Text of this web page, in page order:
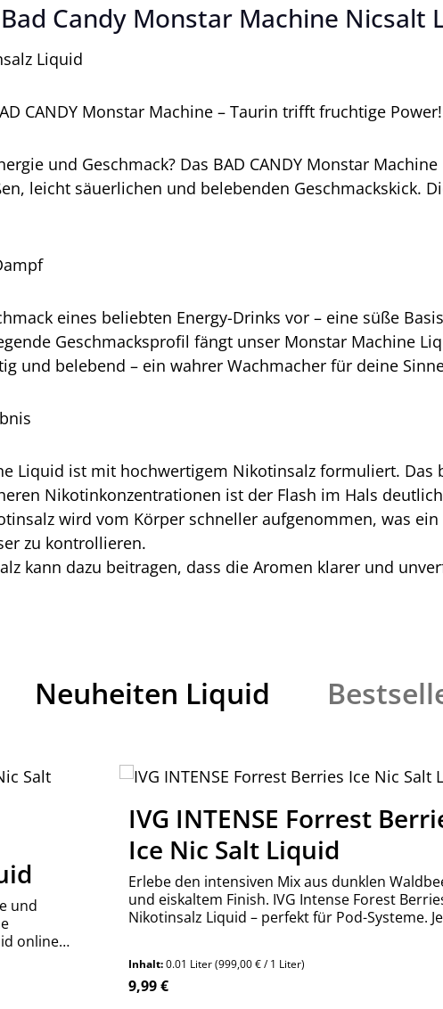
Candy Monstar Machine Nicsalt
Liquid
CANDY Monstar Machine – Taurin trifft fruchtige Power!
und Geschmack? Das BAD CANDY Monstar
leicht säuerlichen und belebenden Geschmackskick.
eines beliebten Energy-Drinks vor – eine süße
Geschmacksprofil fängt unser Monstar Machine
und belebend – ein wahrer Wachmacher für deine
Liquid ist mit hochwertigem Nikotinsalz formuliert. Das
Nikotinkonzentrationen ist der Flash im Hals
wird vom Körper schneller aufgenommen, was
zu kontrollieren.
kann dazu beitragen, dass die Aromen klarer und
Neuheiten Liquid
und
online
IVG INTENSE Forrest
Ice Nic Salt Liquid
Erlebe den intensiven Mix aus dunklen
und eiskaltem Finish. IVG Intense Forest
Nikotinsalz Liquid – perfekt für Pod-Systeme.
Inhalt:0.01 Liter(999,00 € / 1 Liter)
Regulärer Preis:
9,99 €